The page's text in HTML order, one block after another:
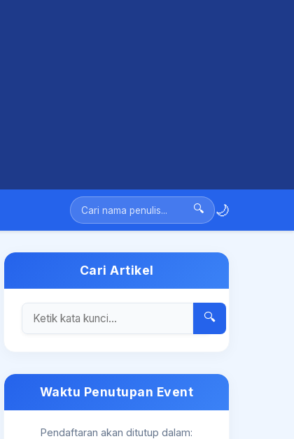
🔍 🌙
Cari Artikel
🔍
Waktu Penutupan Event
Pendaftaran akan ditutup dalam: